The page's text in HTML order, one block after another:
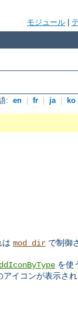
モジュール
: en fr ja ko
は mod_dir で制御
を使
イコンが表示され